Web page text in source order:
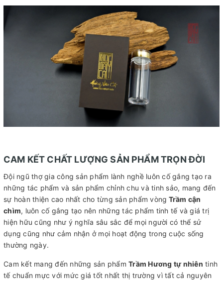
CAM KẾT CHẤT LƯỢNG SẢN PHẨM TRỌN ĐỜI
Đội ngũ thợ gia công sản phẩm lành nghề luôn cố gắng tạo ra
những tác phẩm và sản phẩm chỉnh chu và tinh sảo, mang đến
sự hoàn thiện cao nhất cho từng sản phẩm vòng Trầm cận
chìm, luôn cố gắng tạo nên những tác phẩm tinh tế và giá trị
hiện hữu cũng như ý nghĩa sâu sắc để mọi người có thể sử
dụng cũng như cảm nhận ở mọi hoạt động trong cuộc sống
thường ngày.
Cam kết mang đến những sản phẩm Trầm Hương tự nhiên tinh
tế chuẩn mực với mức giá tốt nhất thị trường vì tất cả nguyên